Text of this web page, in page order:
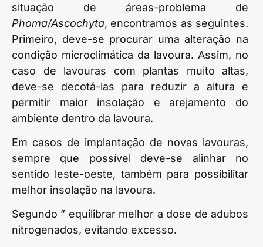
situação de áreas-problema de
Phoma/Ascochyta, encontramos as seguintes.
Primeiro, deve-se procurar uma alteração na
condição microclimática da lavoura. Assim, no
caso de lavouras com plantas muito altas,
deve-se decotá-las para reduzir a altura e
permitir maior insolação e arejamento do
ambiente dentro da lavoura.
Em casos de implantação de novas lavouras,
sempre que possível deve-se alinhar no
sentido leste-oeste, também para possibilitar
melhor insolação na lavoura.
Segundo ” equilibrar melhor a dose de adubos
nitrogenados, evitando excesso.